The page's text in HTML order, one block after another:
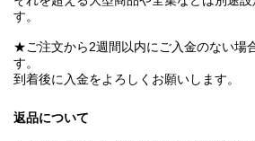
す。
★ご注文から2週間以内にご入金のない場
す。
到着後に入金をよろしくお願いします。
返品について